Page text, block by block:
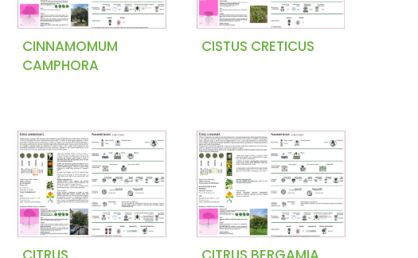
CINNAMOMUM
CAMPHORA
CISTUS CRETICUS